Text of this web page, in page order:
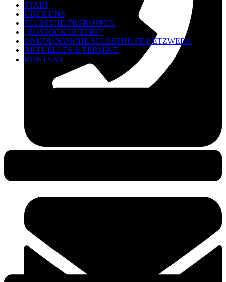
START
ÜBER UNS
SELBSTHILFEGRUPPEN
„ROSTOCKER TOPF“
ONKOLOGISCHE SELBSTHILFE NETZWERK
AKTUELLES & TERMINE
KONTAKT